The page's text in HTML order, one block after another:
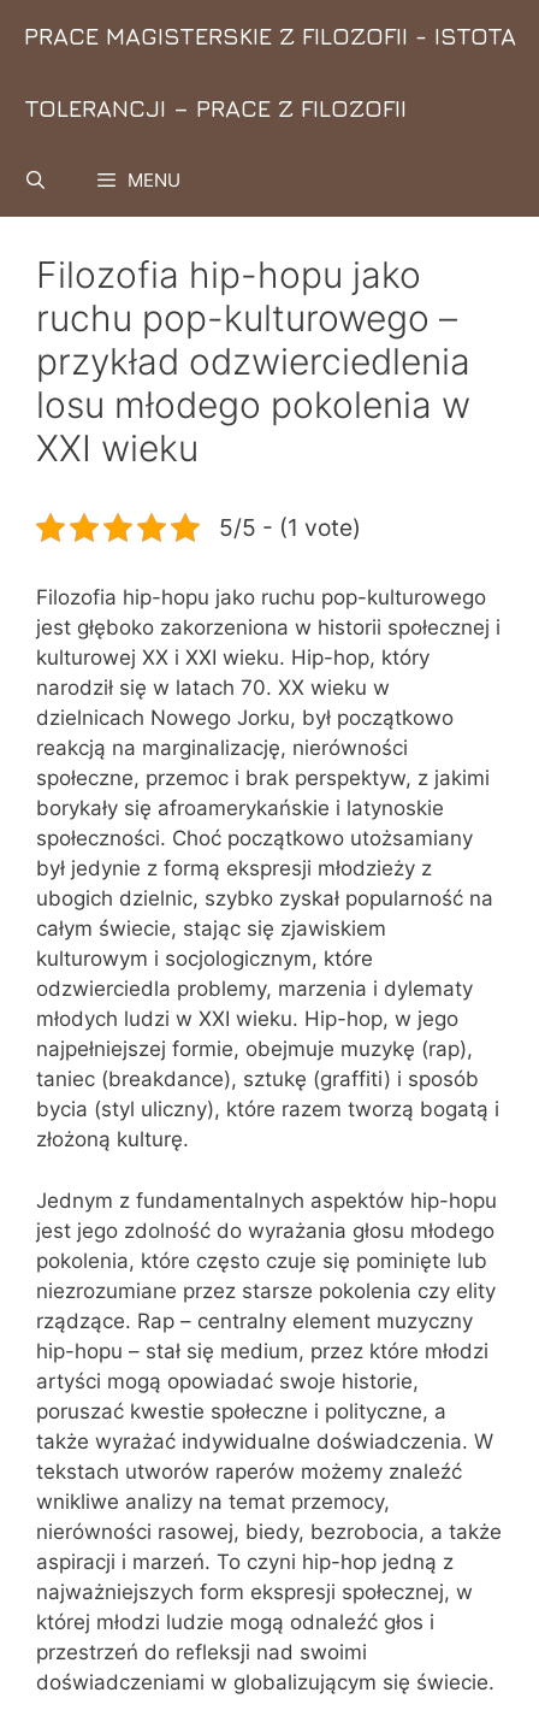
PRACE MAGISTERSKIE Z FILOZOFII - ISTOTA
TOLERANCJI – PRACE Z FILOZOFII
MENU
Filozofia hip-hopu jako
ruchu pop-kulturowego –
przykład odzwierciedlenia
losu młodego pokolenia w
XXI wieku
5/5 - (1 vote)
Filozofia hip-hopu jako ruchu pop-kulturowego
jest głęboko zakorzeniona w historii społecznej i
kulturowej XX i XXI wieku. Hip-hop, który
narodził się w latach 70. XX wieku w
dzielnicach Nowego Jorku, był początkowo
reakcją na marginalizację, nierówności
społeczne, przemoc i brak perspektyw, z jakimi
borykały się afroamerykańskie i latynoskie
społeczności. Choć początkowo utożsamiany
był jedynie z formą ekspresji młodzieży z
ubogich dzielnic, szybko zyskał popularność na
całym świecie, stając się zjawiskiem
kulturowym i socjologicznym, które
odzwierciedla problemy, marzenia i dylematy
młodych ludzi w XXI wieku. Hip-hop, w jego
najpełniejszej formie, obejmuje muzykę (rap),
taniec (breakdance), sztukę (graffiti) i sposób
bycia (styl uliczny), które razem tworzą bogatą i
złożoną kulturę.
Jednym z fundamentalnych aspektów hip-hopu
jest jego zdolność do wyrażania głosu młodego
pokolenia, które często czuje się pominięte lub
niezrozumiane przez starsze pokolenia czy elity
rządzące. Rap – centralny element muzyczny
hip-hopu – stał się medium, przez które młodzi
artyści mogą opowiadać swoje historie,
poruszać kwestie społeczne i polityczne, a
także wyrażać indywidualne doświadczenia. W
tekstach utworów raperów możemy znaleźć
wnikliwe analizy na temat przemocy,
nierówności rasowej, biedy, bezrobocia, a także
aspiracji i marzeń. To czyni hip-hop jedną z
najważniejszych form ekspresji społecznej, w
której młodzi ludzie mogą odnaleźć głos i
przestrzeń do refleksji nad swoimi
doświadczeniami w globalizującym się świecie.